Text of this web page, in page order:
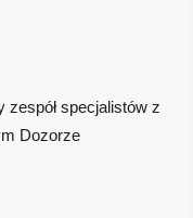
specjalistów z
Dozorze